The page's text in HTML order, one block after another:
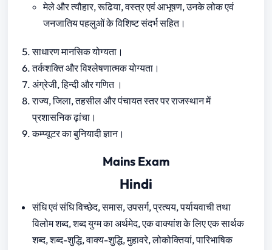
मेले और त्यौहार, रूढिया, वस्त्र एवं आभूषण, उनके लोक एवं
जनजातिय पहलुओं के विशिष्ट संदर्भ सहित।
साधारण मानसिक योग्यता।
तर्कशक्ति और विश्लेषणात्मक योग्यता।
अंग्रेजी, हिन्दी और गणित ।
राज्य, जिला, तहसील और पंचायत स्तर पर राजस्थान में
प्रशासनिक ढ़ांचा।
कम्प्यूटर का बुनियादी ज्ञान।
Mains Exam
Hindi
संधि एवं संधि विच्छेद, समास, उपसर्ग, प्रत्यय, पर्यायवाची तथा
विलोम शब्द, शब्द युग्म का अर्थमेद, एक वाक्यांश के लिए एक सार्थक
शब्द, शब्द-शुद्धि, वाक्य-शुद्धि, मुहावरे, लोकोक्तियां, पारिभाषिक